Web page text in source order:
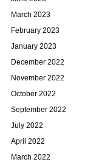
March 2023
February 2023
January 2023
December 2022
November 2022
October 2022
September 2022
July 2022
April 2022
March 2022